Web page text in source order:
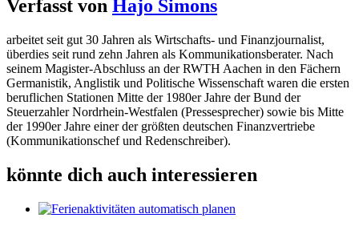
Verfasst von Hajo Simons
arbeitet seit gut 30 Jahren als Wirtschafts- und Finanzjournalist,
überdies seit rund zehn Jahren als Kommunikationsberater. Nach
seinem Magister-Abschluss an der RWTH Aachen in den Fächern
Germanistik, Anglistik und Politische Wissenschaft waren die ersten
beruflichen Stationen Mitte der 1980er Jahre der Bund der
Steuerzahler Nordrhein-Westfalen (Pressesprecher) sowie bis Mitte
der 1990er Jahre einer der größten deutschen Finanzvertriebe
(Kommunikationschef und Redenschreiber).
könnte dich auch interessieren